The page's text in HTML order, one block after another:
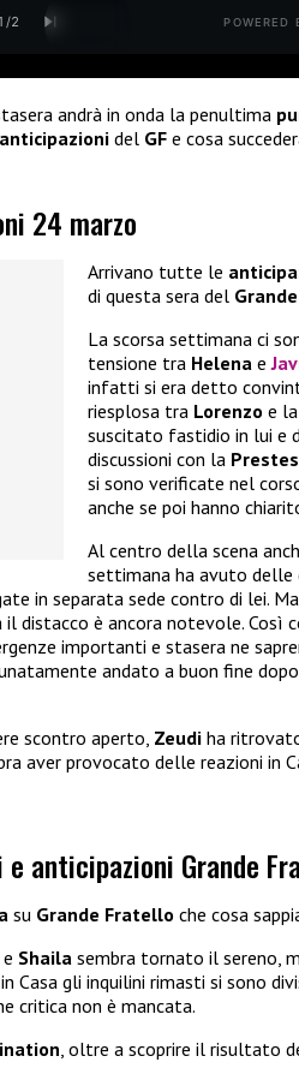
/2 POWERED
andrà in onda la penultima
anticipazioni del GF e cosa
24 marzo
Arrivano tutte le
di questa sera del
La scorsa settimana ci
tensione tra Helena e
infatti si era detto
riesplosa tra Lorenzo e
suscitato fastidio in lui e
discussioni con la Prestes
si sono verificate nel
anche se poi hanno
Al centro della scena
settimana ha avuto delle
in separata sede contro di lei.
distacco è ancora notevole. Così
importanti e stasera ne
andato a buon fine
scontro aperto, Zeudi ha
aver provocato delle reazioni in
anticipazioni Grande
su Grande Fratello che cosa
e Shaila sembra tornato il sereno,
Casa gli inquilini rimasti si sono
critica non è mancata.
, oltre a scoprire il risultato